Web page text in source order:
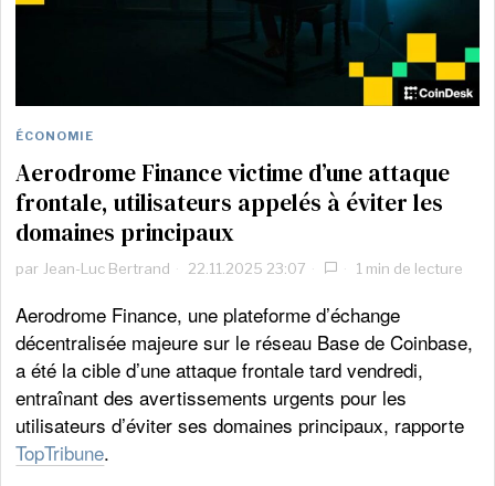
ÉCONOMIE
Aerodrome Finance victime d’une attaque
frontale, utilisateurs appelés à éviter les
domaines principaux
par Jean-Luc Bertrand 22.11.2025 23:07 1 min de lecture
Aerodrome Finance, une plateforme d’échange
décentralisée majeure sur le réseau Base de Coinbase,
a été la cible d’une attaque frontale tard vendredi,
entraînant des avertissements urgents pour les
utilisateurs d’éviter ses domaines principaux, rapporte
TopTribune.